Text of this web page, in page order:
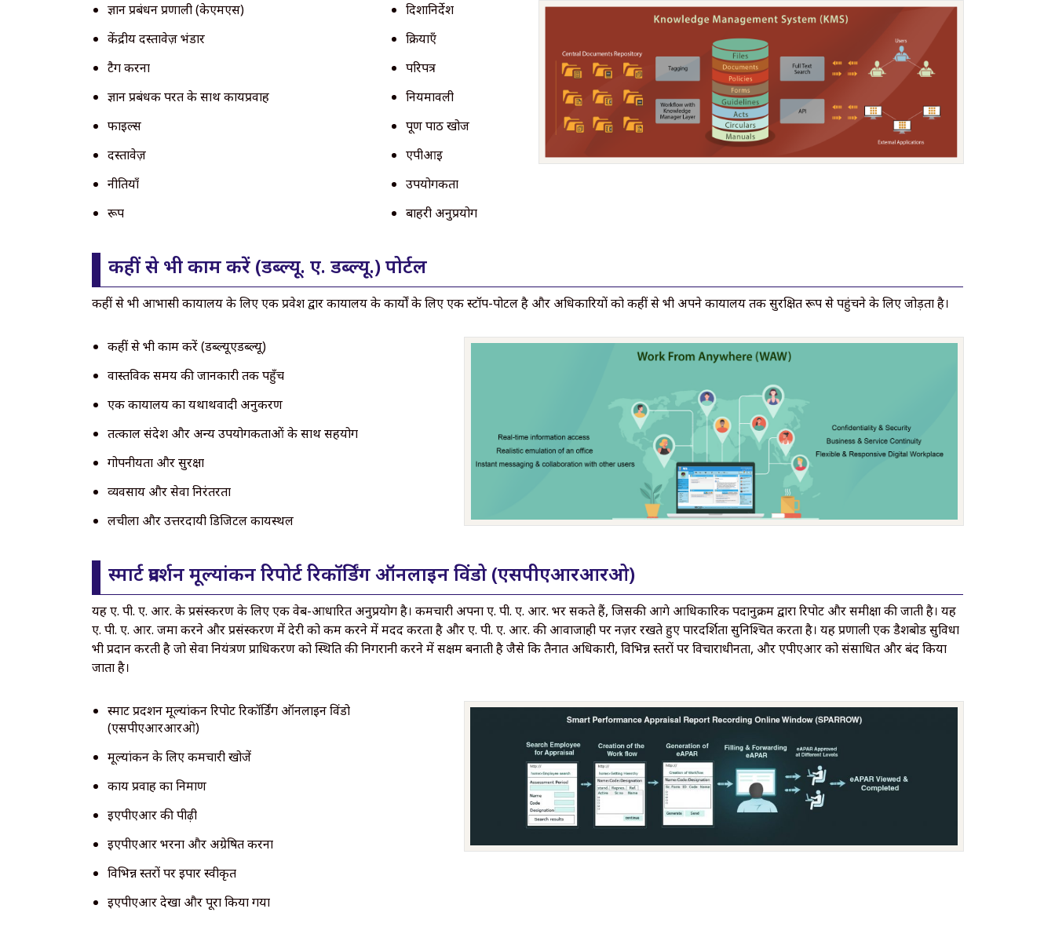
ज्ञान प्रबंधन प्रणाली (केएमएस)
केंद्रीय दस्तावेज़ भंडार
टैग करना
ज्ञान प्रबंधक परत के साथ कार्यप्रवाह
फाइल्स
दस्तावेज़
नीतियाँ
रूप
दिशानिर्देश
क्रियाएँ
परिपत्र
नियमावली
पूर्ण पाठ खोज
एपीआई
उपयोगकर्ता
बाहरी अनुप्रयोग
कहीं से भी काम करें (डब्ल्यू. ए. डब्ल्यू.) पोर्टल
कहीं से भी आभासी कार्यालय के लिए एक प्रवेश द्वार कार्यालय के कार्यों के लिए एक स्टॉप-पोर्टल है और अधिकारियों को कहीं से भी अपने कार्यालय तक सुरक्षित रूप से पहुंचने के लिए जोड़ता है।
कहीं से भी काम करें (डब्ल्यूएडब्ल्यू)
वास्तविक समय की जानकारी तक पहुँच
एक कार्यालय का यथार्थवादी अनुकरण
तत्काल संदेश और अन्य उपयोगकर्ताओं के साथ सहयोग
गोपनीयता और सुरक्षा
व्यवसाय और सेवा निरंतरता
लचीला और उत्तरदायी डिजिटल कार्यस्थल
स्मार्ट प्रदर्शन मूल्यांकन रिपोर्ट रिकॉर्डिंग ऑनलाइन विंडो (एसपीएआरआरओ)
यह ए. पी. ए. आर. के प्रसंस्करण के लिए एक वेब-आधारित अनुप्रयोग है। कर्मचारी अपना ए. पी. ए. आर. भर सकते हैं, जिसकी आगे आधिकारिक पदानुक्रम द्वारा रिपोर्ट और समीक्षा की जाती है। यह
ए. पी. ए. आर. जमा करने और प्रसंस्करण में देरी को कम करने में मदद करता है और ए. पी. ए. आर. की आवाजाही पर नज़र रखते हुए पारदर्शिता सुनिश्चित करता है। यह प्रणाली एक डैशबोर्ड सुविधा
भी प्रदान करती है जो सेवा नियंत्रण प्राधिकरण को स्थिति की निगरानी करने में सक्षम बनाती है जैसे कि तैनात अधिकारी, विभिन्न स्तरों पर विचाराधीनता, और एपीएआर को संसाधित और बंद किया
जाता है।
स्मार्ट प्रदर्शन मूल्यांकन रिपोर्ट रिकॉर्डिंग ऑनलाइन विंडो
(एसपीएआरआरओ)
मूल्यांकन के लिए कर्मचारी खोजें
कार्य प्रवाह का निर्माण
ईएपीएआर की पीढ़ी
ईएपीएआर भरना और अग्रेषित करना
विभिन्न स्तरों पर ईपार स्वीकृत
ईएपीएआर देखा और पूरा किया गया